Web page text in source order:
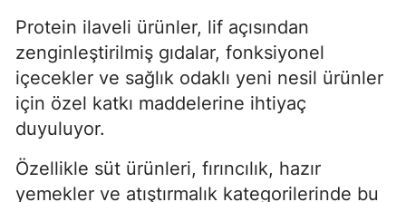
Protein ilaveli ürünler, lif açısından
zenginleştirilmiş gıdalar, fonksiyonel
içecekler ve sağlık odaklı yeni nesil ürünler
için özel katkı maddelerine ihtiyaç
duyuluyor.
Özellikle süt ürünleri, fırıncılık, hazır
yemekler ve atıştırmalık kategorilerinde bu